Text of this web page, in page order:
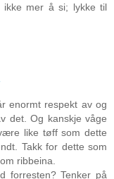
mer å si; lykke til
enormt respekt av og
det. Og kanskje våge
like tøff som dette
Takk for dette som
ribbeina.
forresten? Tenker på